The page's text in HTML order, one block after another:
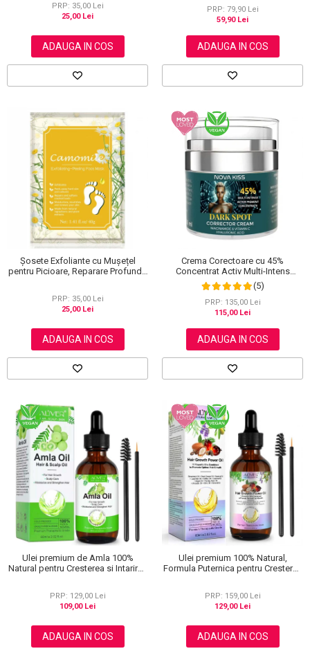
PRP: 35,00 Lei
25,00 Lei
ADAUGA IN COS
PRP: 79,90 Lei
59,90 Lei
ADAUGA IN COS
Șosete Exfoliante cu Mușețel
pentru Picioare, Reparare Profundă
PRP: 35,00 Lei
25,00 Lei
ADAUGA IN COS
Crema Corectoare cu 45%
Concentrat Activ Multi-Intens
pentru Pete Pigmentare cu
Niacinamide, Vitamina C si Acid
Hialuronic, NOVA KISS® Dark Spot,
50 ml
(5)
PRP: 135,00 Lei
115,00 Lei
ADAUGA IN COS
Ulei premium de Amla 100%
Natural pentru Cresterea si Intarirea
PRP: 129,00 Lei
109,00 Lei
ADAUGA IN COS
Ulei premium 100% Natural,
Formula Puternica pentru Cresterea
PRP: 159,00 Lei
129,00 Lei
ADAUGA IN COS